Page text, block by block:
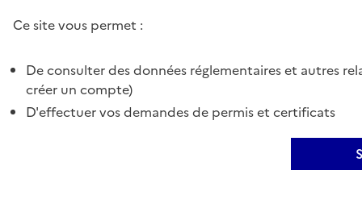
Ce site vous permet :
De consulter des données réglementaires et autres
créer un compte)
D'effectuer vos demandes de permis et certificats